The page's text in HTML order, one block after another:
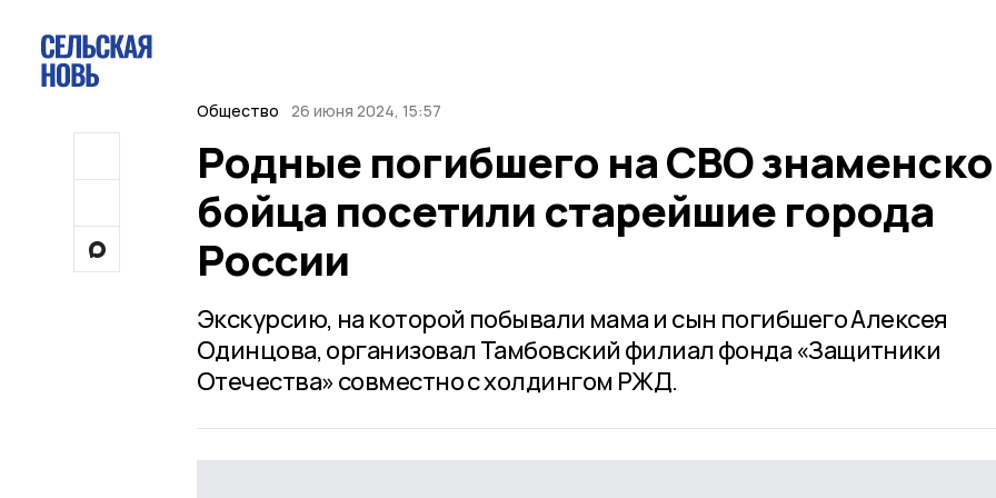
Общество 26 июня 2024, 15:57
Родные погибшего на СВО
бойца посетили старейшие города
России
Экскурсию, на которой побывали мама и сын погибшего Алексея
Одинцова, организовал Тамбовский филиал фонда «Защитники
Отечества» совместно с холдингом РЖД.